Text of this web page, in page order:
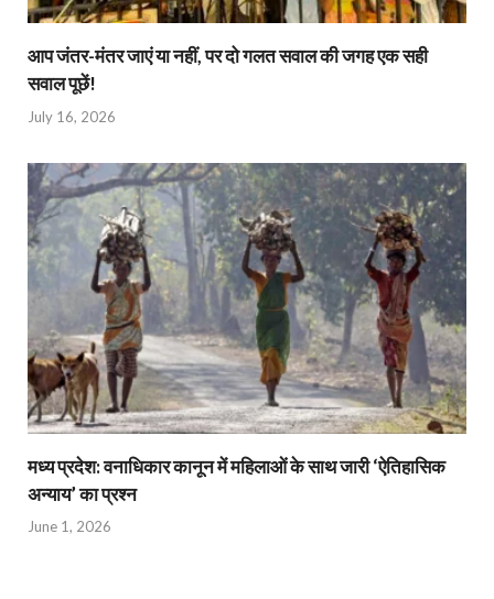
आप जंतर-मंतर जाएं या नहीं, पर दो गलत सवाल की जगह एक सही
सवाल पूछें!
July 16, 2026
मध्य प्रदेश: वनाधिकार कानून में महिलाओं के साथ जारी ‘ऐतिहासिक
अन्याय’ का प्रश्न
June 1, 2026